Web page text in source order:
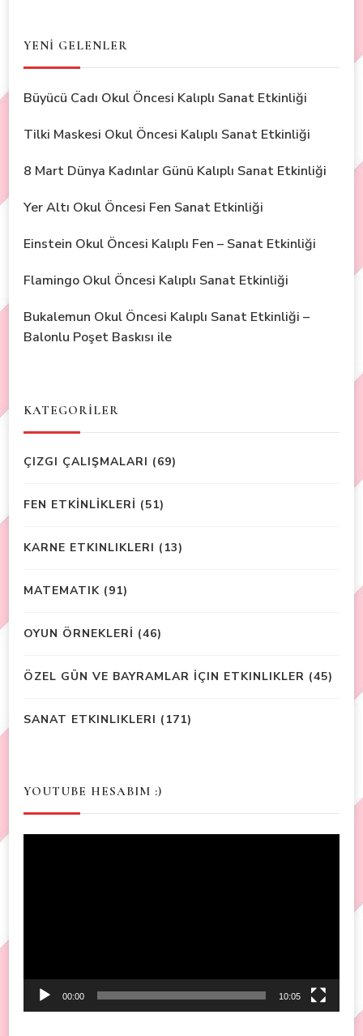
YENİ GELENLER
Büyücü Cadı Okul Öncesi Kalıplı Sanat Etkinliği
Tilki Maskesi Okul Öncesi Kalıplı Sanat Etkinliği
8 Mart Dünya Kadınlar Günü Kalıplı Sanat Etkinliği
Yer Altı Okul Öncesi Fen Sanat Etkinliği
Einstein Okul Öncesi Kalıplı Fen – Sanat Etkinliği
Flamingo Okul Öncesi Kalıplı Sanat Etkinliği
Bukalemun Okul Öncesi Kalıplı Sanat Etkinliği –
Balonlu Poşet Baskısı ile
KATEGORİLER
ÇIZGI ÇALIŞMALARI (69)
FEN ETKİNLİKLERİ (51)
KARNE ETKINLIKLERI (13)
MATEMATIK (91)
OYUN ÖRNEKLERİ (46)
ÖZEL GÜN VE BAYRAMLAR İÇIN ETKINLIKLER (45)
SANAT ETKINLIKLERI (171)
YOUTUBE HESABIM :)
00:00 10:05